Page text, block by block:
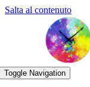
Salta al contenuto
Toggle Navigation